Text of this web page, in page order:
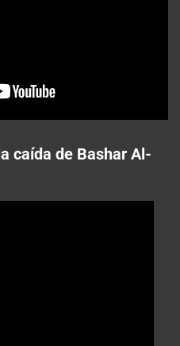
caída de Bashar Al-